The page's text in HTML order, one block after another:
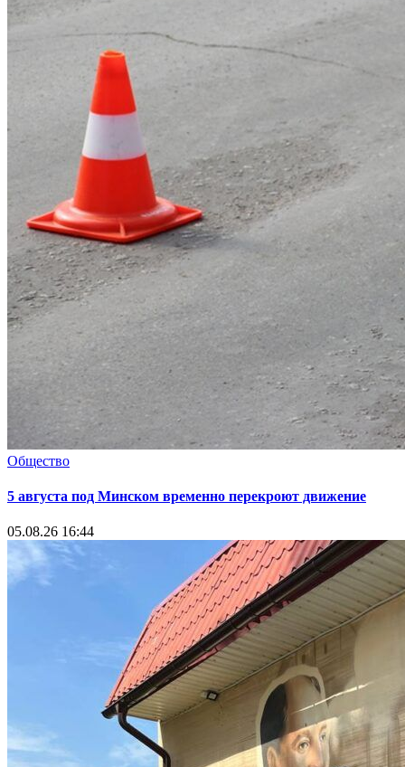
Общество
5 августа под Минском временно перекроют движение
05.08.26 16:44